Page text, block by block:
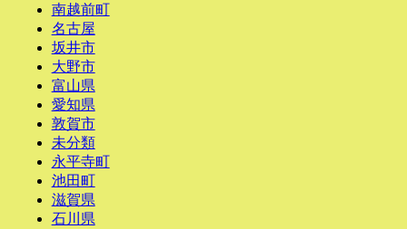
南越前町
名古屋
坂井市
大野市
富山県
愛知県
敦賀市
未分類
永平寺町
池田町
滋賀県
石川県